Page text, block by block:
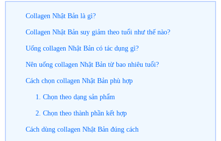
Collagen Nhật Bản là gì?
Collagen Nhật Bản suy giảm theo tuổi như thế nào?
Uống collagen Nhật Bản có tác dụng gì?
Nên uống collagen Nhật Bản từ bao nhiêu tuổi?
Cách chọn collagen Nhật Bản phù hợp
1. Chọn theo dạng sản phẩm
2. Chọn theo thành phần kết hợp
Cách dùng collagen Nhật Bản đúng cách